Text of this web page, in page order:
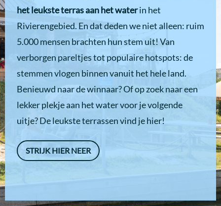
het leukste terras aan het waterin het
Rivierengebied. En dat deden we niet alleen: ruim
5.000 mensen brachten hun stem uit! Van
verborgen pareltjes tot populaire hotspots: de
stemmen vlogen binnen vanuit het hele land.
Benieuwd naar de winnaar? Of op zoek naar een
lekker plekje aan het water voor je volgende
uitje? De leukste terrassen vind je hier!
STRIJK HIER NEER